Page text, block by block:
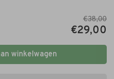
€38,00
€29,00
winkelwagen